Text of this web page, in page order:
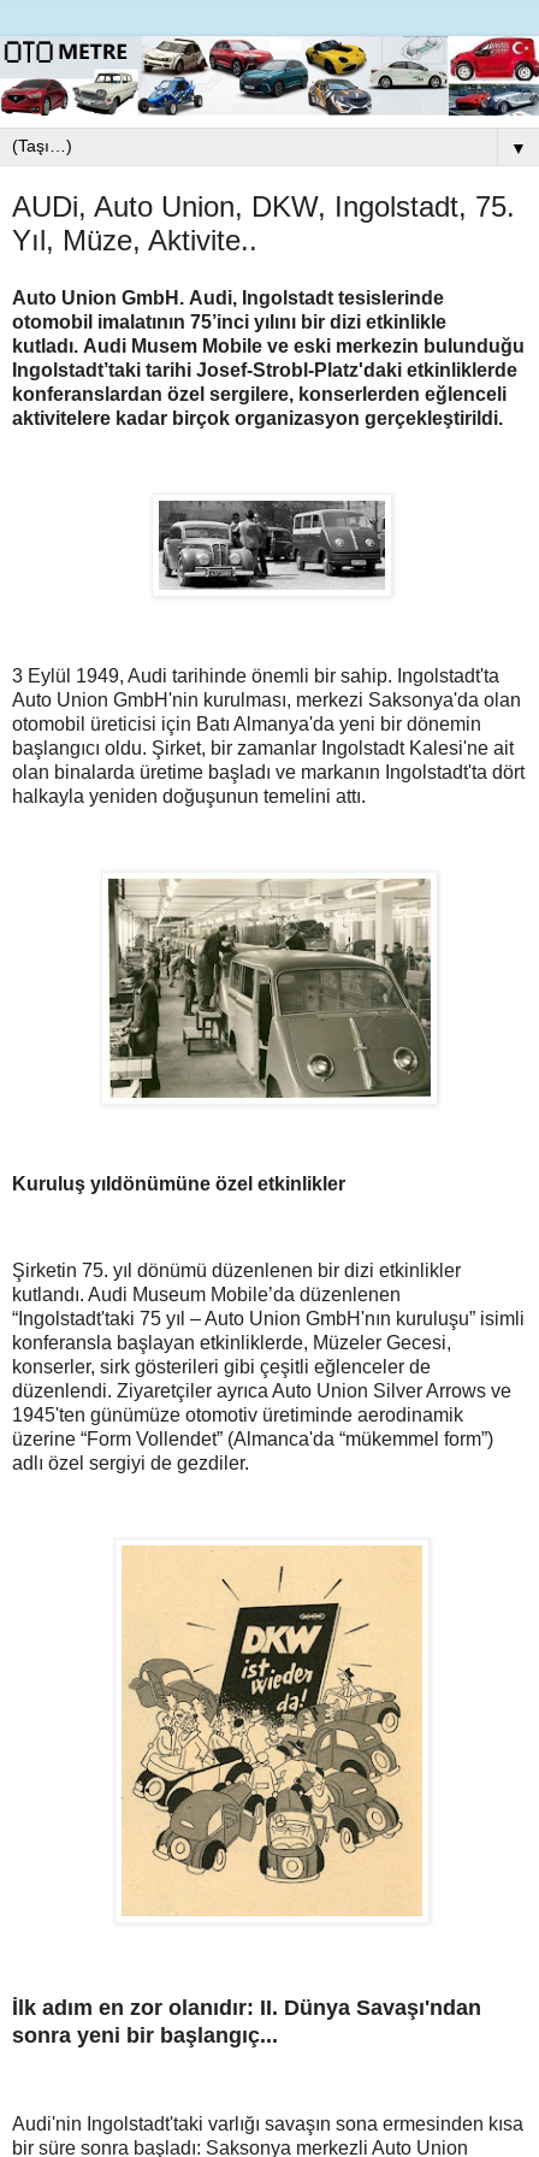
▼
AUDi, Auto Union, DKW, Ingolstadt, 75.
Yıl, Müze, Aktivite..
Auto Union GmbH. Audi, Ingolstadt tesislerinde
otomobil imalatının 75’inci yılını bir dizi etkinlikle
kutladı. Audi Musem Mobile ve eski merkezin bulunduğu
Ingolstadt’taki tarihi Josef-Strobl-Platz'daki etkinliklerde
konferanslardan özel sergilere, konserlerden eğlenceli
aktivitelere kadar birçok organizasyon gerçekleştirildi.
3 Eylül 1949, Audi tarihinde önemli bir sahip. Ingolstadt'ta
Auto Union GmbH'nin kurulması, merkezi Saksonya'da olan
otomobil üreticisi için Batı Almanya'da yeni bir dönemin
başlangıcı oldu. Şirket, bir zamanlar Ingolstadt Kalesi'ne ait
olan binalarda üretime başladı ve markanın Ingolstadt'ta dört
halkayla yeniden doğuşunun temelini attı.
Kuruluş yıldönümüne özel etkinlikler
Şirketin 75. yıl dönümü düzenlenen bir dizi etkinlikler
kutlandı. Audi Museum Mobile’da düzenlenen
“Ingolstadt'taki 75 yıl – Auto Union GmbH'nın kuruluşu” isimli
konferansla başlayan etkinliklerde, Müzeler Gecesi,
konserler, sirk gösterileri gibi çeşitli eğlenceler de
düzenlendi. Ziyaretçiler ayrıca Auto Union Silver Arrows ve
1945'ten günümüze otomotiv üretiminde aerodinamik
üzerine “Form Vollendet” (Almanca'da “mükemmel form”)
adlı özel sergiyi de gezdiler.
İlk adım en zor olanıdır: II. Dünya Savaşı'ndan
sonra yeni bir başlangıç...
Audi'nin Ingolstadt'taki varlığı savaşın sona ermesinden kısa
bir süre sonra başladı: Saksonya merkezli Auto Union